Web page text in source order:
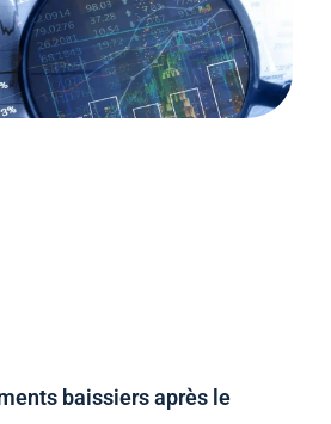
baissiers après le